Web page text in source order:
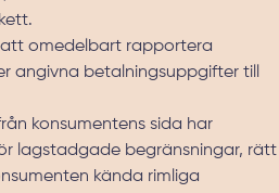
att omedelbart rapportera
angivna betalningsuppgifter till
konsumentens sida har
lagstadgade begränsningar, rätt
kända rimliga